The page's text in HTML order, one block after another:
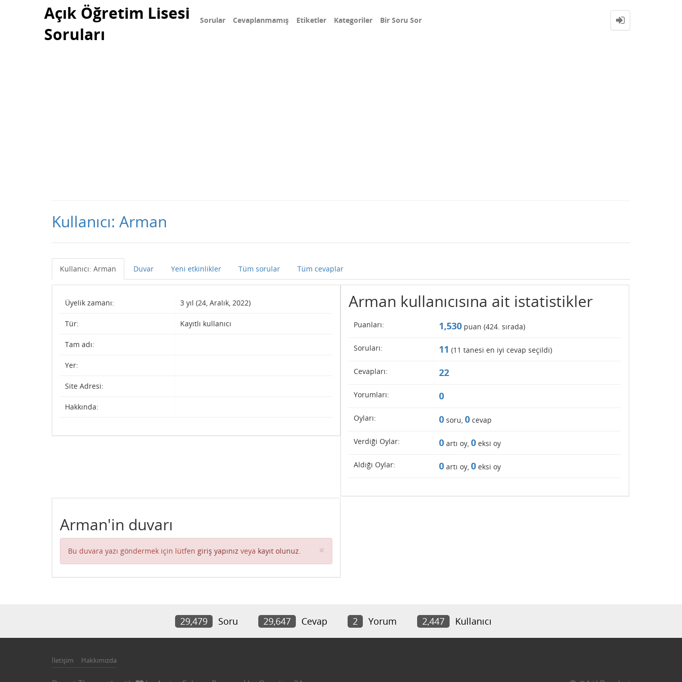
Açık Öğretim Lisesi
Soruları
Sorular Cevaplanmamış Etiketler Kategoriler Bir Soru Sor
Kullanıcı: Arman
Kullanıcı: Arman Duvar Yeni etkinlikler Tüm sorular Tüm cevaplar
Üyelik zamanı: 3 yıl (24, Aralık, 2022)
Tür: Kayıtlı kullanıcı
Tam adı:
Yer:
Site Adresi:
Hakkında:
Arman kullanıcısına ait istatistikler
Puanları: 1,530puan (424. sırada)
Soruları: 11 (11 tanesi en iyi cevap seçildi)
Cevapları: 22
Yorumları: 0
Oyları: 0soru, 0cevap
Verdiği Oylar: 0artı oy, 0eksi oy
Aldığı Oylar: 0artı oy, 0eksi oy
Arman'in duvarı
Bu duvara yazı göndermek için lütfen giriş yapınız veya kayıt olunuz. ×
29,479 Soru 29,647 Cevap 2 Yorum 2,447 Kullanıcı
İletişim Hakkımızda